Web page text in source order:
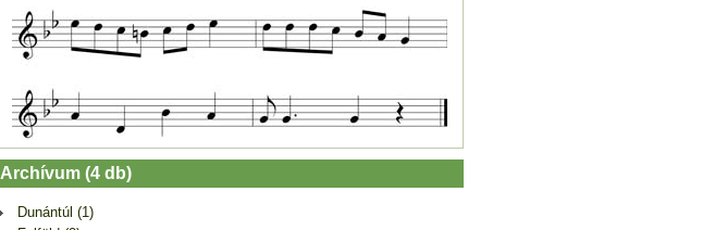
Archívum (4 db)
Dunántúl (1)